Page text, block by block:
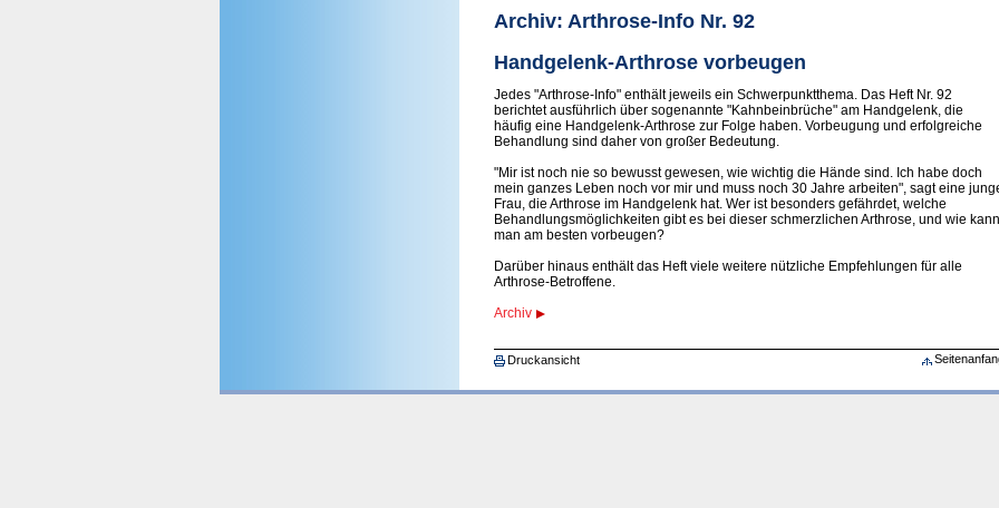
Archiv: Arthrose-Info Nr. 92
Handgelenk-Arthrose vorbeugen
Jedes "Arthrose-Info" enthält jeweils ein Schwerpunktthema. Das Heft Nr. 92
berichtet ausführlich über sogenannte "Kahnbeinbrüche" am Handgelenk, die
häufig eine Handgelenk-Arthrose zur Folge haben. Vorbeugung und erfolgreiche
Behandlung sind daher von großer Bedeutung.
"Mir ist noch nie so bewusst gewesen, wie wichtig die Hände sind. Ich habe doch
mein ganzes Leben noch vor mir und muss noch 30 Jahre arbeiten", sagt eine
Frau, die Arthrose im Handgelenk hat. Wer ist besonders gefährdet, welche
Behandlungsmöglichkeiten gibt es bei dieser schmerzlichen Arthrose, und wie kann
man am besten vorbeugen?
Darüber hinaus enthält das Heft viele weitere nützliche Empfehlungen für alle
Arthrose-Betroffene.
Archiv
Druckansicht